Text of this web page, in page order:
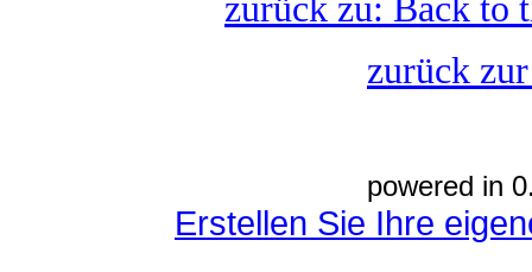
zurück zu: Back to
zurück
powered in
Erstellen Sie Ihre